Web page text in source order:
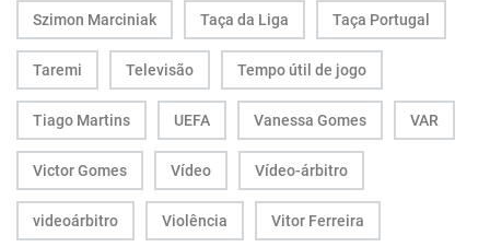
Szimon Marciniak Taça da Liga Taça Portugal
Taremi Televisão Tempo útil de jogo
Tiago Martins UEFA Vanessa Gomes VAR
Victor Gomes Vídeo Vídeo-árbitro
videoárbitro Violência Vitor Ferreira